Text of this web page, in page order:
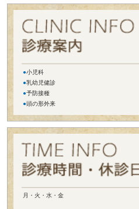
●小児科
●乳幼児健診
●予防接種
●頭の形外来
月・火・水・金